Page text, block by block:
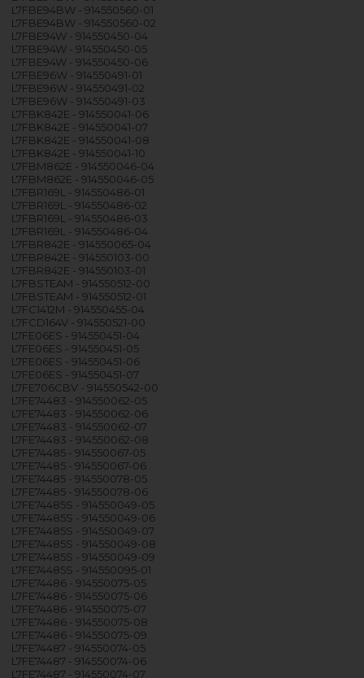
L7FBE94BW - 914550560-01
L7FBE94BW - 914550560-02
L7FBE94W - 914550450-04
L7FBE94W - 914550450-05
L7FBE94W - 914550450-06
L7FBE96W - 914550491-01
L7FBE96W - 914550491-02
L7FBE96W - 914550491-03
L7FBK842E - 914550041-06
L7FBK842E - 914550041-07
L7FBK842E - 914550041-08
L7FBK842E - 914550041-10
L7FBM862E - 914550046-04
L7FBM862E - 914550046-05
L7FBR169L - 914550486-01
L7FBR169L - 914550486-02
L7FBR169L - 914550486-03
L7FBR169L - 914550486-04
L7FBR842E - 914550065-04
L7FBR842E - 914550103-00
L7FBR842E - 914550103-01
L7FBSTEAM - 914550512-00
L7FBSTEAM - 914550512-01
L7FC1412M - 914550455-04
L7FCD164V - 914550521-00
L7FE06ES - 914550451-04
L7FE06ES - 914550451-05
L7FE06ES - 914550451-06
L7FE06ES - 914550451-07
L7FE706CBV - 914550542-00
L7FE74483 - 914550062-05
L7FE74483 - 914550062-06
L7FE74483 - 914550062-07
L7FE74483 - 914550062-08
L7FE74485 - 914550067-05
L7FE74485 - 914550067-06
L7FE74485 - 914550078-05
L7FE74485 - 914550078-06
L7FE74485S - 914550049-05
L7FE74485S - 914550049-06
L7FE74485S - 914550049-07
L7FE74485S - 914550049-08
L7FE74485S - 914550049-09
L7FE74485S - 914550095-01
L7FE74486 - 914550075-05
L7FE74486 - 914550075-06
L7FE74486 - 914550075-07
L7FE74486 - 914550075-08
L7FE74486 - 914550075-09
L7FE74487 - 914550074-05
L7FE74487 - 914550074-06
L7FE74487 - 914550074-07